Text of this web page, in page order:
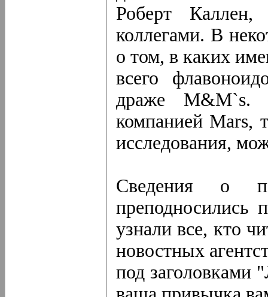
Роберт Каллен,
коллегами. В
о том, в каких
всего
драже M&M`s.
компанией Mars,
исследования,
Сведения о
преподносились
узнали все, кто
новостных
под заголовками